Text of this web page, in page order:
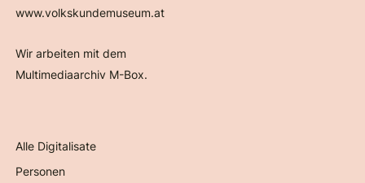
www.volkskundemuseum.at
Wir arbeiten mit dem
Multimediaarchiv M-Box.
Alle Digitalisate
Personen